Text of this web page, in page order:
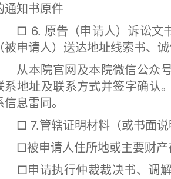
通知书原件
□ 6. 原告（申请人）诉讼文书
（被申请人）送达地址线索书、
从本院官网及本院微信公众号
系地址及联系方式并签字确认
信息雷同。
□ 7.管辖证明材料（或书面说
□被申请人住所地或主要财产
□申请执行仲裁裁决书、调解